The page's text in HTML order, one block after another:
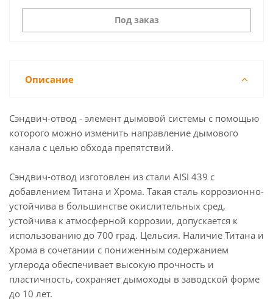
Под заказ
Описание
Сэндвич-отвод - элемент дымовой системы с помощью
которого можно изменить направление дымового
канала с целью обхода препятствий.
Сэндвич-отвод изготовлен из стали AISI 439 с
добавлением Титана и Хрома. Такая сталь коррозионно-
устойчива в большинстве окислительных сред,
устойчива к атмосферной коррозии, допускается к
использованию до 700 град. Цельсия. Наличие Титана и
Хрома в сочетании с пониженным содержанием
углерода обеспечивает высокую прочность и
пластичность, сохраняет дымоходы в заводской форме
до 10 лет.